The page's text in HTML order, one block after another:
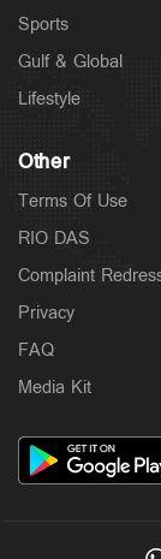
Sports
Gulf & Global
Lifestyle
Other
Terms Of Use
RIO DAS
Complaint
Privacy
FAQ
Media Kit